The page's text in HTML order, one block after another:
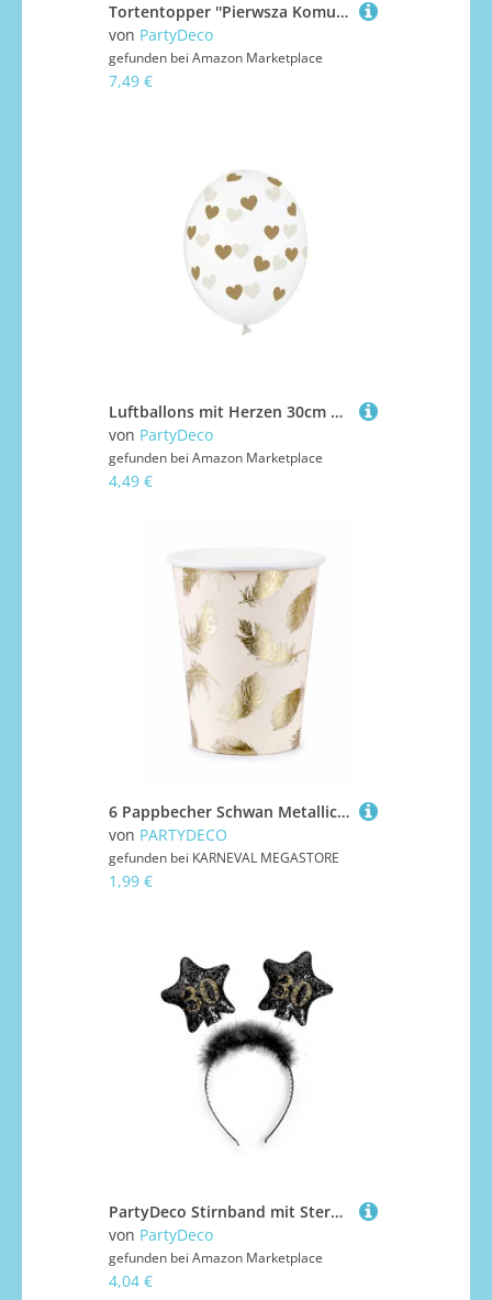
Tortentopper ''Pierwsza Komunia Święta'', 16.7x20 cm, Mix
von PartyDeco
gefunden bei Amazon Marketplace
7,49 €
Luftballons mit Herzen 30cm 6er Set - Ballons für Helium oder Luft - Latexballons für Hochzeit Verlobung JGA Geburtstag - Ballonset als Hochzeitsdeko Geburtstagsdeko - Klar Transparent Gold
von PartyDeco
gefunden bei Amazon Marketplace
4,49 €
6 Pappbecher Schwan Metallic 220 ml
von PARTYDECO
gefunden bei KARNEVAL MEGASTORE
1,99 €
PartyDeco Stirnband mit Sternen und gedruckten Zahlen 30 Schwarz mit Fell Haarband für 30. Geburtstag Runde Geburtstag Gadgets Geburtstagsgeschenk Haarschmuck
von PartyDeco
gefunden bei Amazon Marketplace
4,04 €